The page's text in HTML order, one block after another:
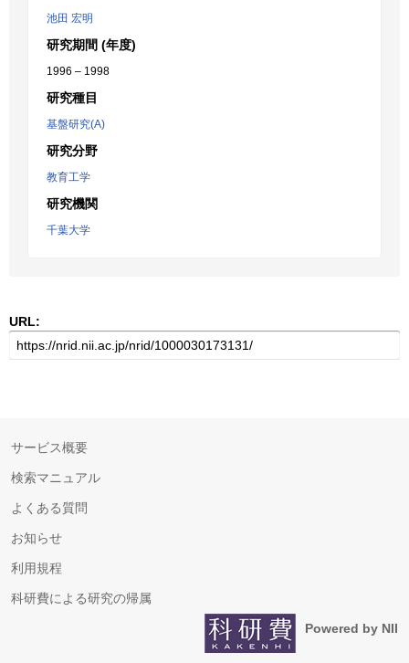
池田 宏明
研究期間 (年度)
1996 – 1998
研究種目
基盤研究(A)
研究分野
教育工学
研究機関
千葉大学
URL:
サービス概要
検索マニュアル
よくある質問
お知らせ
利用規程
科研費による研究の帰属
Powered by NII